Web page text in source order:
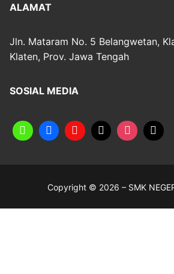
ALAMAT
Jln. Mataram No. 5 Belangwetan,
Klaten, Prov. Jawa Tengah
SOSIAL MEDIA
Copyright © 2026 – SMK